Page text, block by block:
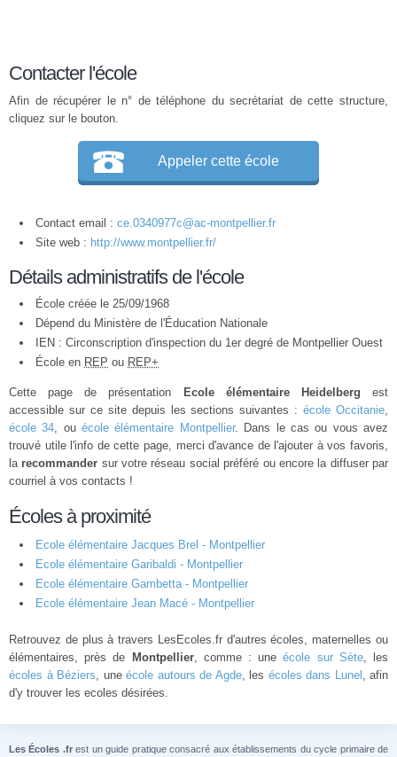
Contacter l'école
Afin de récupérer le n° de téléphone du secrétariat de cette structure,
cliquez sur le bouton.
Appeler cette école
Contact email : ce.0340977c@ac-montpellier.fr
Site web : http://www.montpellier.fr/
Détails administratifs de l'école
École créée le 25/09/1968
Dépend du Ministère de l'Éducation Nationale
IEN : Circonscription d'inspection du 1er degré de Montpellier Ouest
École en REP ou REP+
Cette page de présentation Ecole élémentaire Heidelberg est
accessible sur ce site depuis les sections suivantes :école Occitanie,
école 34, ouécole élémentaire Montpellier. Dans le cas ou vous avez
trouvé utile l'info de cette page, merci d'avance de l'ajouter à vos favoris,
la recommander sur votre réseau social préféré ou encore la diffuser par
courriel à vos contacts !
Écoles à proximité
Ecole élémentaire Jacques Brel - Montpellier
Ecole élémentaire Garibaldi - Montpellier
Ecole élémentaire Gambetta - Montpellier
Ecole élémentaire Jean Macé - Montpellier
Retrouvez de plus à travers LesEcoles.fr d'autres écoles, maternelles ou
élémentaires, près de
Montpellier, comme : uneécole sur Sète, les
écoles à Béziers, une école autours de Agde, les écoles dans Lunel , afin
d'y trouver les ecoles désirées.
Les Écoles .frest un guide pratique consacré aux établissements du cycle primaire de